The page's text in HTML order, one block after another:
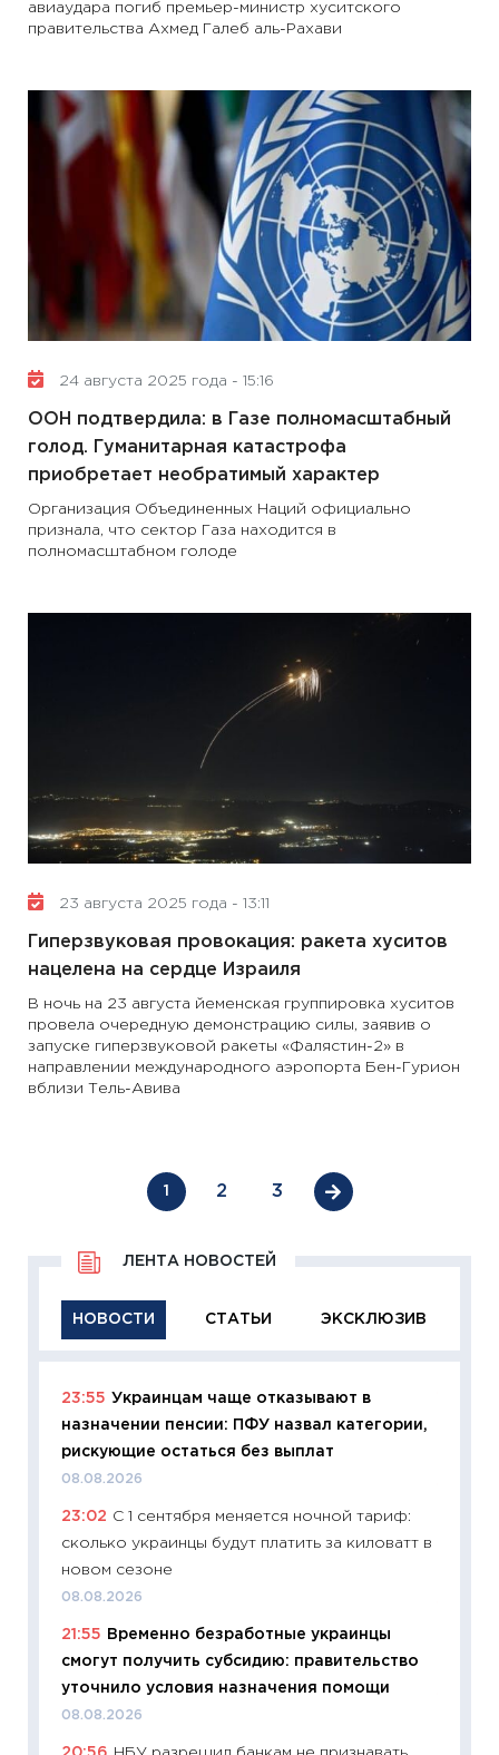
авиаудара погиб премьер-министр хуситского
правительства Ахмед Галеб аль-Рахави
24 августа 2025 года - 15:16
ООН подтвердила: в Газе полномасштабный
голод. Гуманитарная катастрофа
приобретает необратимый характер
Организация Объединенных Наций официально
признала, что сектор Газа находится в
полномасштабном голоде
23 августа 2025 года - 13:11
Гиперзвуковая провокация: ракета хуситов
нацелена на сердце Израиля
В ночь на 23 августа йеменская группировка хуситов
провела очередную демонстрацию силы, заявив о
запуске гиперзвуковой ракеты «Фалястин-2» в
направлении международного аэропорта Бен-Гурион
вблизи Тель-Авива
1 2 3
НОВОСТИ СТАТЬИ ЭКСКЛЮЗИВ
ЛЕНТА НОВОСТЕЙ
23:55 Украинцам чаще отказывают в
назначении пенсии: ПФУ назвал категории,
рискующие остаться без выплат
08.08.2026
23:02 С 1 сентября меняется ночной тариф:
сколько украинцы будут платить за киловатт в
новом сезоне
08.08.2026
21:55
Временно безработные украинцы
смогут получить субсидию: правительство
уточнило условия назначения помощи
08.08.2026